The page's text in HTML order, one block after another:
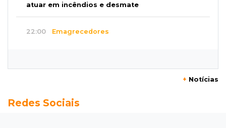
atuar em incêndios e desmate
22:00 Emagrecedores
Granizo danifica telhados e plantações
+ Notícias
Redes Sociais